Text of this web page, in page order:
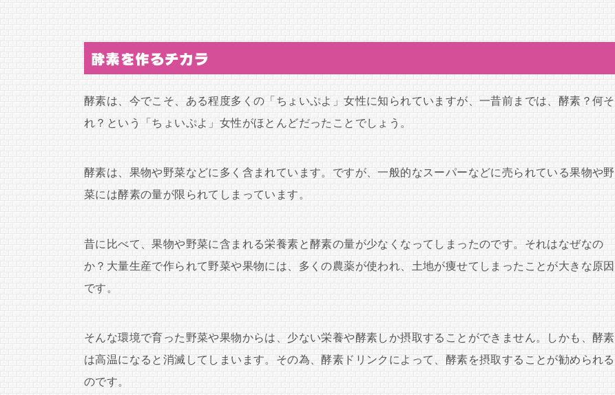
酵素を作るチカラ
酵素は、今でこそ、ある程度多くの「ちょいぷよ」女性に知られていますが、一昔前までは、酵素？何そ
れ？という「ちょいぷよ」女性がほとんどだったことでしょう。
酵素は、果物や野菜などに多く含まれています。ですが、一般的なスーパーなどに売られている果物や野
菜には酵素の量が限られてしまっています。
昔に比べて、果物や野菜に含まれる栄養素と酵素の量が少なくなってしまったのです。それはなぜなの
か？大量生産で作られて野菜や果物には、多くの農薬が使われ、土地が痩せてしまったことが大きな原因
です。
そんな環境で育った野菜や果物からは、少ない栄養や酵素しか摂取することができません。しかも、酵素
は高温になると消滅してしまいます。その為、酵素ドリンクによって、酵素を摂取することが勧められる
のです。